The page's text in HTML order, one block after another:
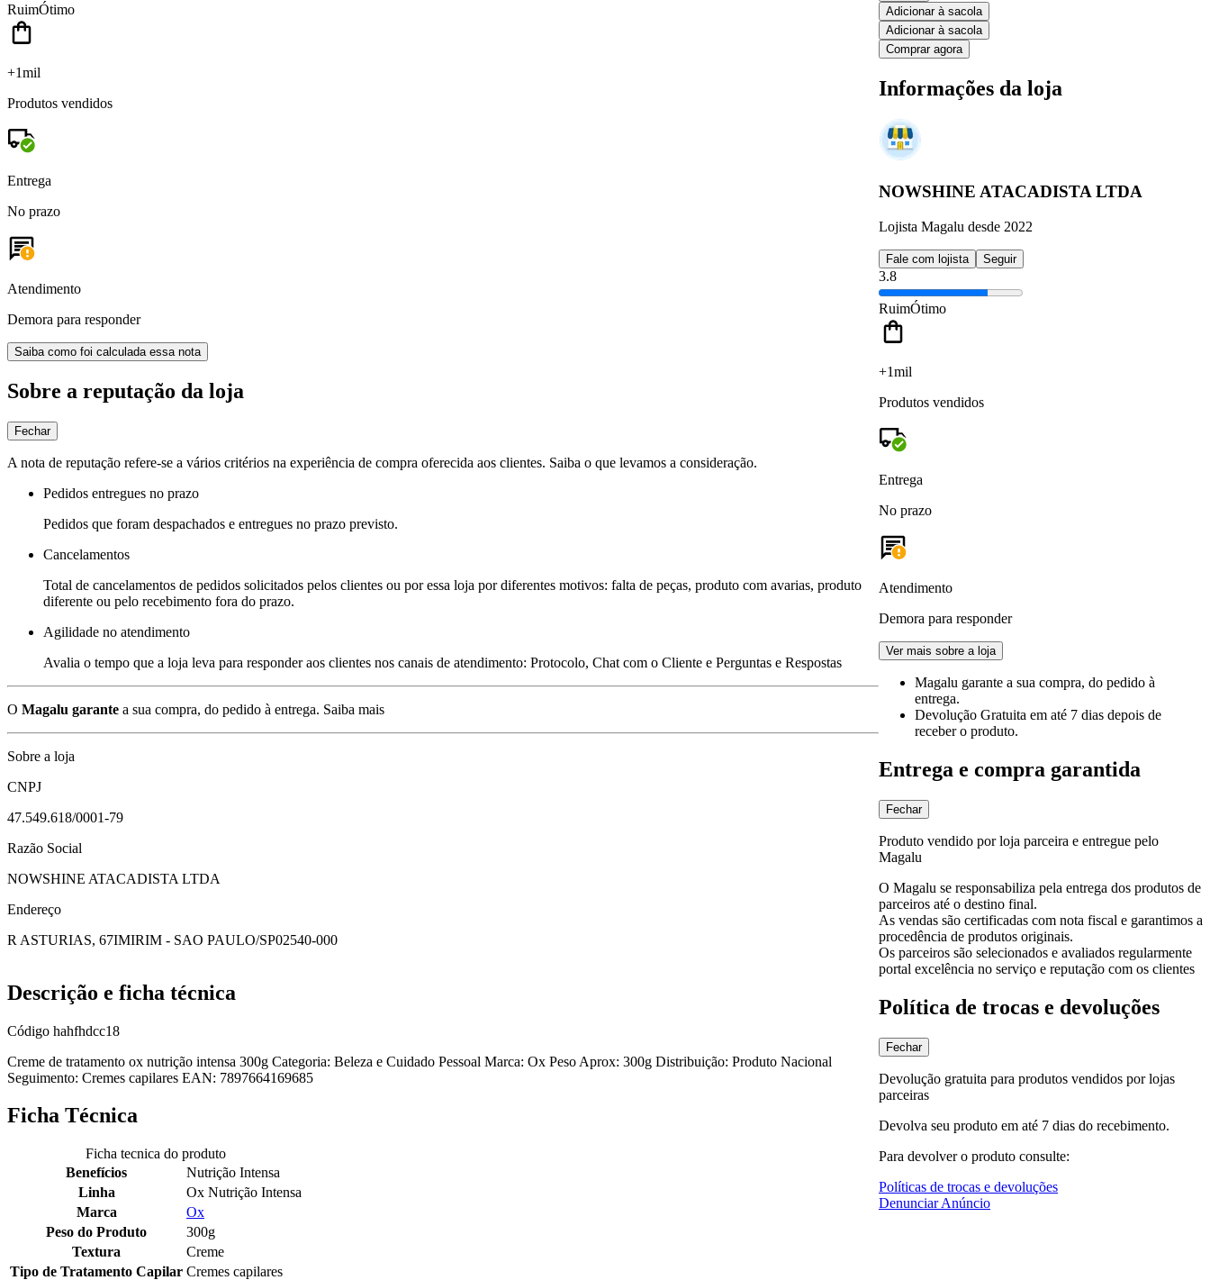
RuimÓtimo
+1mil
Produtos vendidos
Entrega
No prazo
Atendimento
Demora para responder
Saiba como foi calculada essa nota
Sobre a reputação da loja
Fechar
A nota de reputação refere-se a vários critérios na experiência de compra oferecida aos clientes. Saiba o que levamos a consideração.
Pedidos entregues no prazo
Pedidos que foram despachados e entregues no prazo previsto.
Cancelamentos
Total de cancelamentos de pedidos solicitados pelos clientes ou por essa loja por diferentes motivos: falta de peças, produto com avarias, produto
diferente ou pelo recebimento fora do prazo.
Agilidade no atendimento
Avalia o tempo que a loja leva para responder aos clientes nos canais de atendimento: Protocolo, Chat com o Cliente e Perguntas e Respostas
O Magalu garante a sua compra, do pedido à entrega. Saiba mais
Sobre a loja
CNPJ
47.549.618/0001-79
Razão Social
NOWSHINE ATACADISTA LTDA
Endereço
R ASTURIAS, 67IMIRIM - SAO PAULO/SP02540-000
Adicionar à sacola
Adicionar à sacola
Comprar agora
Informações da loja
NOWSHINE ATACADISTA LTDA
Lojista Magalu desde 2022
Fale com lojista Seguir
3.8
RuimÓtimo
+1mil
Produtos vendidos
Entrega
No prazo
Atendimento
Demora para responder
Ver mais sobre a loja
Magalu garante a sua compra, do pedido à
entrega.
Devolução Gratuita em até 7 dias depois de
receber o produto.
Entrega e compra garantida
Fechar
Produto vendido por loja parceira e entregue pelo
Magalu
O Magalu se responsabiliza pela entrega dos produtos de
parceiros até o destino final.
As vendas são certificadas com nota fiscal e garantimos a
procedência de produtos originais.
Os parceiros são selecionados e avaliados regularmente
portal excelência no serviço e reputação com os clientes
Política de trocas e devoluções
Fechar
Devolução gratuita para produtos vendidos por lojas
parceiras
Devolva seu produto em até 7 dias do recebimento.
Para devolver o produto consulte:
Políticas de trocas e devoluções
Denunciar Anúncio
Descrição e ficha técnica
Código hahfhdcc18
Creme de tratamento ox nutrição intensa 300g Categoria: Beleza e Cuidado Pessoal Marca: Ox Peso Aprox: 300g Distribuição: Produto Nacional
Seguimento: Cremes capilares EAN: 7897664169685
Ficha Técnica
Ficha tecnica do produto
Benefícios
Nutrição Intensa
Linha
Ox Nutrição Intensa
Marca
Ox
Peso do Produto
300g
Textura
Creme
Tipo de Tratamento Capilar Cremes capilares